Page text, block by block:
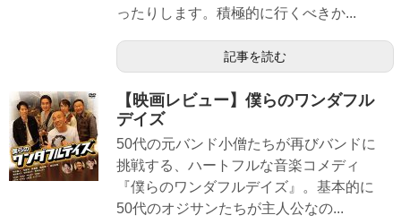
ったりします。積極的に行くべきか...
記事を読む
【映画レビュー】僕らのワンダフル
デイズ
50代の元バンド小僧たちが再びバンドに
挑戦する、ハートフルな音楽コメディ
『僕らのワンダフルデイズ』。基本的に
50代のオジサンたちが主人公なの...